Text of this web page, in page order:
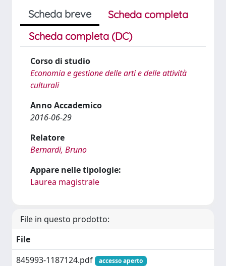
Scheda breve
Scheda completa
Scheda completa (DC)
Corso di studio
Economia e gestione delle arti e delle attività
culturali
Anno Accademico
2016-06-29
Relatore
Bernardi, Bruno
Appare nelle tipologie:
Laurea magistrale
File in questo prodotto:
File
845993-1187124.pdf
accesso aperto